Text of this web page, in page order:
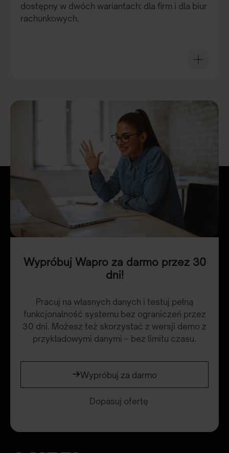
dostępny w dwóch wariantach: dla firm i dla biur
rachunkowych.
Dla firm. Do wyboru jest 9 zakresów licencji, które
wielkości biznesu.
Dla biur rachunkowych. Do wyboru jest 9 zakresów
licencji, które różnią się liczbą ePunktów (od 2 000
do 1 000 000 ePunktów) do wykorzystania w
zależności od wielkości biura.
Wypróbuj Wapro za darmo przez 30
dni!
Pracuj na własnych danych i testuj pełną
funkcjonalność systemu bez ograniczeń przez
30 dni. Możesz też skorzystać z wersji demo z
przykładowymi danymi – bez limitu czasu.
Wypróbuj za darmo
Dopasuj ofertę